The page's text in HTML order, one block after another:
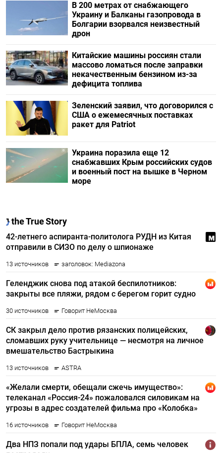
В 200 метрах от снабжающего
Украину и Балканы газопровода в
Болгарии взорвался неизвестный
дрон
Китайские машины россиян стали
массово ломаться после заправки
некачественным бензином из-за
дефицита топлива
Зеленский заявил, что договорился с
США о ежемесячных поставках
ракет для Patriot
Украина поразила еще 12
снабжавших Крым российских судов
и военный пост на вышке в Черном
море